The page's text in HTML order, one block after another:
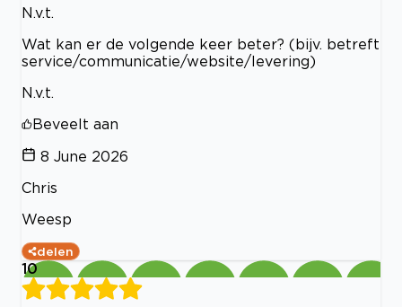
N.v.t.
Wat kan er de volgende keer beter? (bijv. betreft
service/communicatie/website/levering)
N.v.t.
Beveelt aan
8 June 2026
Chris
Weesp
delen
10